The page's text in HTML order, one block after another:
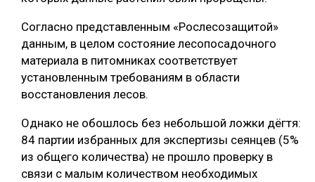
Согласно представленным «Рослесозащитой»
данным, в целом состояние лесопосадочного
материала в питомниках соответствует
установленным требованиям в области
восстановления лесов.
Однако не обошлось без небольшой ложки дёгтя:
84 партии избранных для экспертизы сеянцев (5%
из общего количества) не прошло проверку в
связи с малым количеством необходимых